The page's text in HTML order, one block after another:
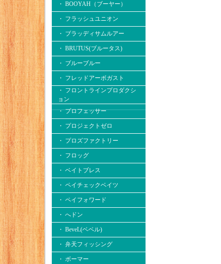
・ BOOYAH（ブーヤー）
・ フラッシュユニオン
・ ブラッディサムルアー
・ BRUTUS(ブルータス)
・ ブルーブルー
・ フレッドアーボガスト
・ フロントラインプロダクシ
ョン
・ プロフェッサー
・ プロジェクトゼロ
・ プロズファクトリー
・ フロッグ
・ ベイトブレス
・ ペイチェックベイツ
・ ペイフォワード
・ へドン
・ BeveL(ベベル)
・ 弁天フィッシング
・ ボーマー